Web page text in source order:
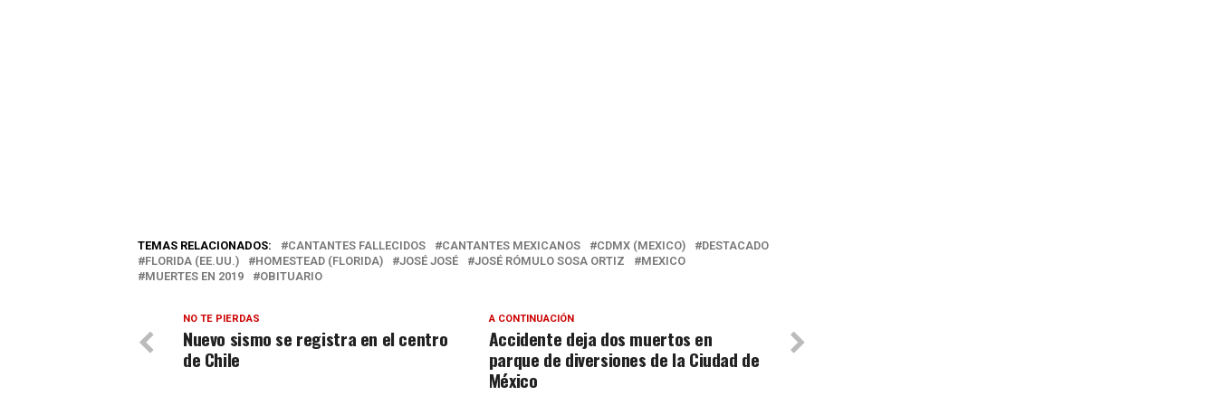
TEMAS RELACIONADOS: CANTANTES FALLECIDOS CANTANTES MEXICANOS CDMX (MEXICO)
DESTACADO
FLORIDA (EE.UU.)
HOMESTEAD (FLORIDA) JOSÉ JOSÉ JOSÉ RÓMULO SOSA ORTIZ
MEXICO
MUERTES EN 2019
OBITUARIO
A CONTINUACIÓN
Accidente deja dos muertos en
parque de diversiones de la Ciudad de
México
NO TE PIERDAS
Nuevo sismo se registra en el centro
de Chile